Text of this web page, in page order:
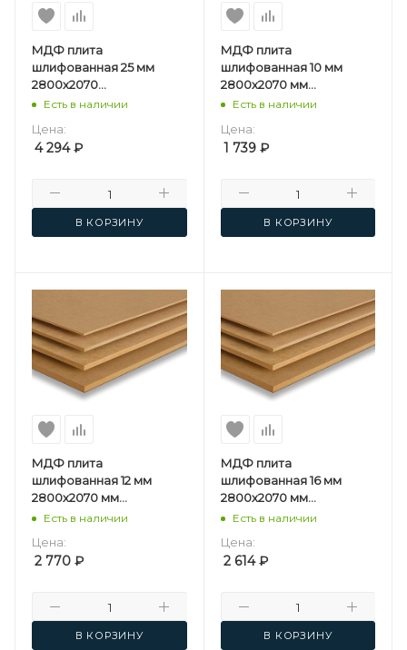
МДФ плита
шлифованная 25 мм
2800х2070
мм Кроностар F
Есть в наличии
Цена:
4 294₽
В КОРЗИНУ
МДФ плита
шлифованная 10 мм
2800х2070 мм
Мостовдрев F
Есть в наличии
Цена:
1 739₽
В КОРЗИНУ
МДФ плита
шлифованная 12 мм
2800х2070 мм
Мостовдрев F
Есть в наличии
Цена:
2 770 ₽
В КОРЗИНУ
МДФ плита
шлифованная 16 мм
2800х2070 мм
Мостовдрев F
Есть в наличии
Цена:
2 614₽
В КОРЗИНУ